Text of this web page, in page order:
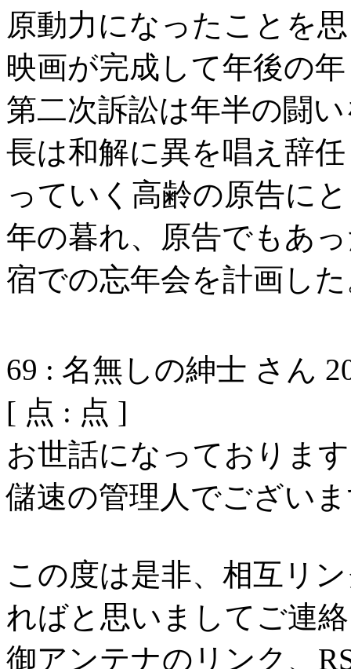
原動力になったことを
映画が完成して年後の
第二次訴訟は年半の闘
長は和解に異を唱え辞
っていく高齢の原告に
年の暮れ、原告でもあ
宿での忘年会を計画し
69 : 名無しの紳士 さん
[ 点 : 点 ]
お世話になっておりま
儲速の管理人でござい
この度は是非、相互リ
ればと思いましてご連
御アンテナのリンク、